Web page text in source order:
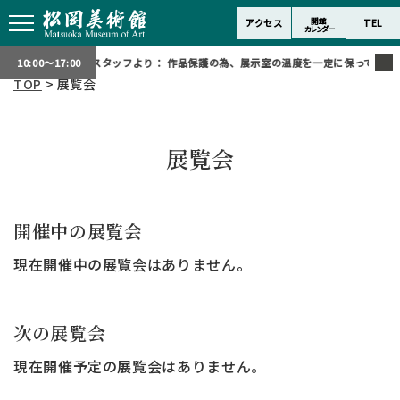
アクセス 開館
カレンダー TEL
10:00～17:00 スタッフより：作品保護の為、展示室の温度を一定に保っており
TOP> 展覧会
展覧会
開催中の展覧会
現在開催中の展覧会はありません。
次の展覧会
現在開催予定の展覧会はありません。